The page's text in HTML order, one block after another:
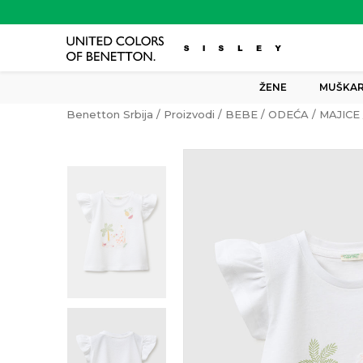
ŽENE
Benetton Srbija Proizvodi BEBE ODEĆA MAJICE